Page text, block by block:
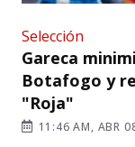
Selección
Gareca
Botafogo y
"Roja"
11:46 AM, ABR